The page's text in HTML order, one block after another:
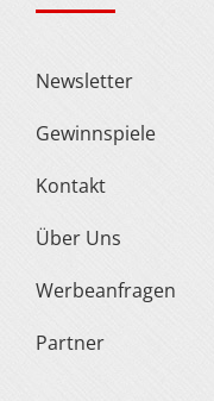
Newsletter
Gewinnspiele
Kontakt
Über Uns
Werbeanfragen
Partner